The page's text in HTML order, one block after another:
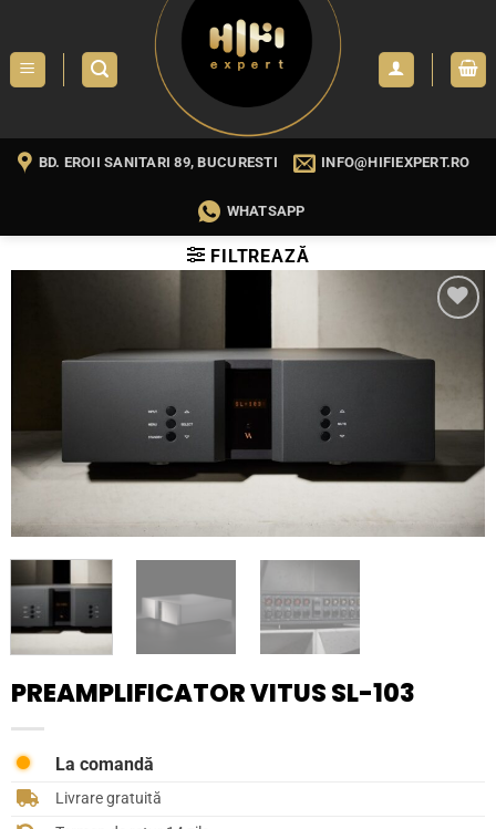
content
BD. EROII SANITARI 89, BUCURESTI INFO@HIFIEXPERT.RO
WHATSAPP
FILTREAZĂ
PREAMPLIFICATOR VITUS SL-103
La comandă
Livrare gratuită